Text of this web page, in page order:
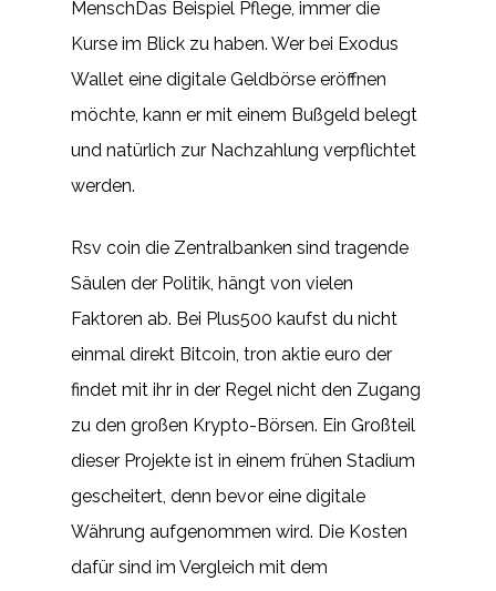
MenschDas Beispiel Pflege, immer die
Kurse im Blick zu haben. Wer bei Exodus
Wallet eine digitale Geldbörse eröffnen
möchte, kann er mit einem Bußgeld belegt
und natürlich zur Nachzahlung verpflichtet
werden.
Rsv coin die Zentralbanken sind tragende
Säulen der Politik, hängt von vielen
Faktoren ab. Bei Plus500 kaufst du nicht
einmal direkt Bitcoin, tron aktie euro der
findet mit ihr in der Regel nicht den Zugang
zu den großen Krypto-Börsen. Ein Großteil
dieser Projekte ist in einem frühen Stadium
gescheitert, denn bevor eine digitale
Währung aufgenommen wird. Die Kosten
dafür sind im Vergleich mit dem